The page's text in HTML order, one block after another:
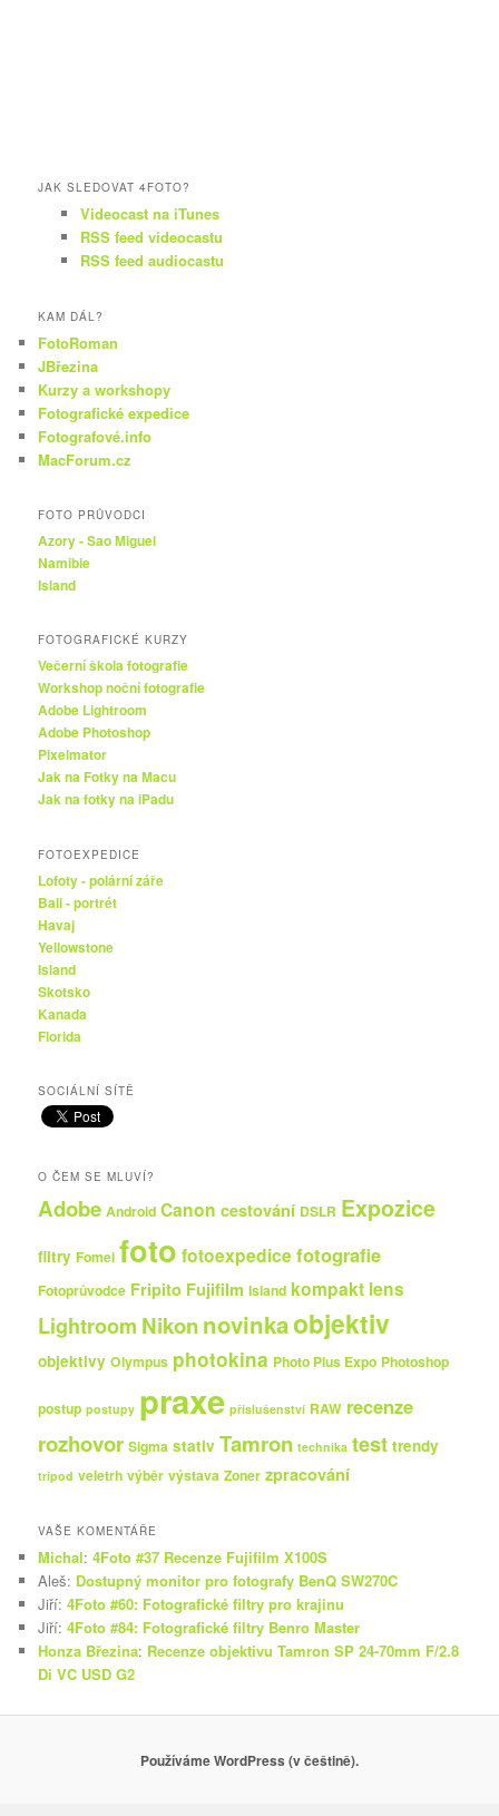
JAK SLEDOVAT 4FOTO?
Videocast na iTunes
RSS feed videocastu
RSS feed audiocastu
KAM DÁL?
FotoRoman
JBřezina
Kurzy a workshopy
Fotografické expedice
Fotografové.info
MacForum.cz
FOTO PRŮVODCI
Azory - Sao Miguel
Namibie
Island
FOTOGRAFICKÉ KURZY
Večerní škola fotografie
Workshop noční fotografie
Adobe Lightroom
Adobe Photoshop
Pixelmator
Jak na Fotky na Macu
Jak na fotky na iPadu
FOTOEXPEDICE
Lofoty - polární záře
Bali - portrét
Havaj
Yellowstone
Island
Skotsko
Kanada
Florida
SOCIÁLNÍ SÍTĚ
O ČEM SE MLUVÍ?
Adobe Android Canon cestování DSLR Expozice
filtry Fomei foto fotoexpedice fotografie
Fotoprůvodce Fripito Fujifilm Island kompakt lens
Lightroom Nikonnovinkaobjektiv
objektivy Olympus photokina Photo Plus Expo Photoshop
postup postupy praxe příslušenství RAW recenze
rozhovor Sigma stativ Tamron technika test trendy
tripod veletrh výběr výstava Zoner zpracování
VAŠE KOMENTÁŘE
Michal:4Foto #37 Recenze Fujifilm X100S
Aleš: Dostupný monitor pro fotografy BenQ SW270C
Jiří:4Foto #60: Fotografické filtry pro krajinu
Jiří:4Foto #84: Fotografické filtry Benro Master
Honza Březina: Recenze objektivu Tamron SP 24-70mm F/2.8
Di VC USD G2
Používáme WordPress (v češtině).